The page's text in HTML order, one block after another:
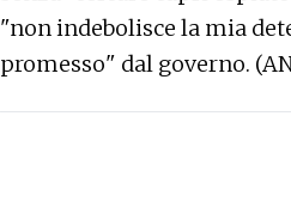
"non indebolisce la mia
promesso" dal governo.